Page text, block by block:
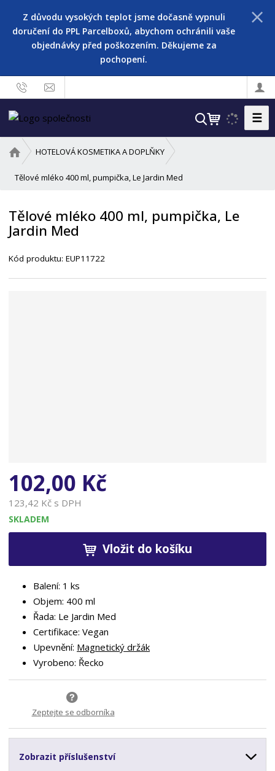
Z důvodu vysokých teplot jsme dočasně vypnuli
doručení do PPL Parcelboxů, abychom ochránili vaše
objednávky před poškozením. Děkujeme za
pochopení.
V
t
☰
v
o
í
s
r
HOTELOVÁ KOSMETIKA A DOPLŇKY
Tělové mléko 400 ml, pumpička, Le Jardin Med
Tělové mléko 400 ml, pumpička, Le
Jardin Med
Kód produktu:EUP11722
102,00 Kč
123,42 Kč s DPH
SKLADEM
Vložit do košíku
Balení: 1 ks
Objem: 400 ml
Řada: Le Jardin Med
Certifikace: Vegan
Upevnění: Magnetický držák
Vyrobeno: Řecko
Zeptejte se odborníka
Zobrazit příslušenství